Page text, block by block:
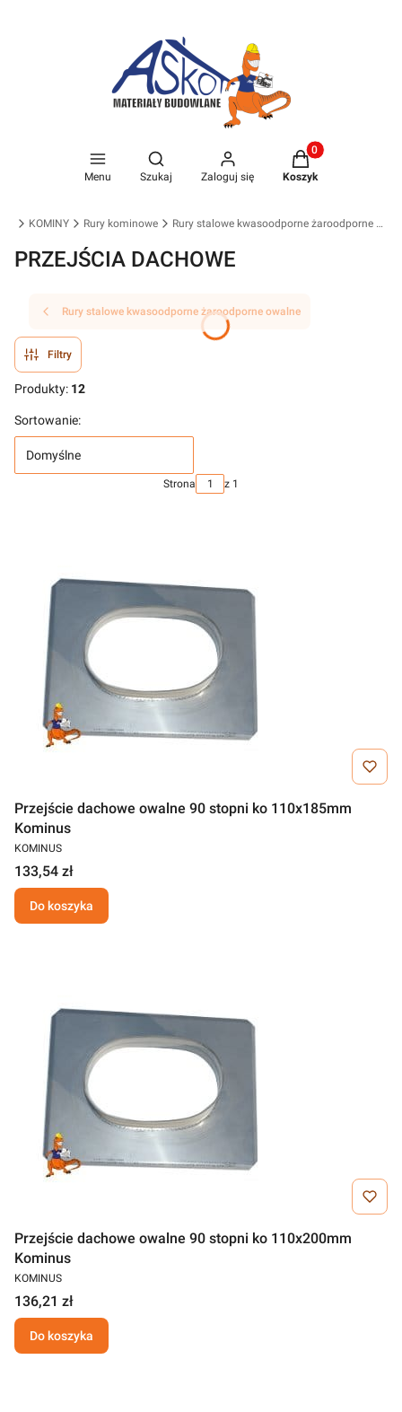
Menu
Otwórz wyszukiwarkę
Szukaj Zaloguj się
Produkty w
Koszyk
KOMINY Rury kominowe Rury stalowe kwasoodporne żaroodporne owalne
PRZEJŚCIA DACHOWE
Rury stalowe kwasoodporne żaroodporne owalne
Filtry
Produkty: 12
Sortowanie:
Domyślne
Strona z 1
Przejście dachowe owalne 90 stopni ko 110x185mm
Kominus
KOMINUS
133,54 zł
Do koszyka
Przejście dachowe owalne 90 stopni ko 110x200mm
Kominus
KOMINUS
136,21 zł
Do koszyka